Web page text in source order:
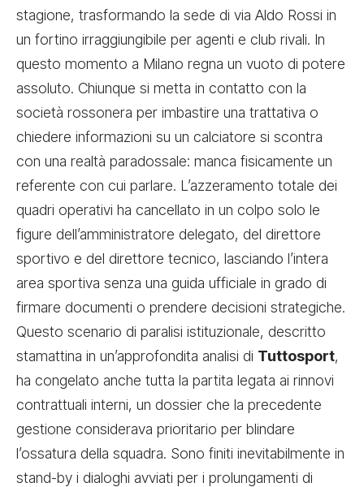
stagione, trasformando la sede di via Aldo Rossi in
un fortino irraggiungibile per agenti e club rivali. In
questo momento a Milano regna un vuoto di potere
assoluto. Chiunque si metta in contatto con la
società rossonera per imbastire una trattativa o
chiedere informazioni su un calciatore si scontra
con una realtà paradossale: manca fisicamente un
referente con cui parlare. L’azzeramento totale dei
quadri operativi ha cancellato in un colpo solo le
figure dell’amministratore delegato, del direttore
sportivo e del direttore tecnico, lasciando l’intera
area sportiva senza una guida ufficiale in grado di
firmare documenti o prendere decisioni strategiche.
Questo scenario di paralisi istituzionale, descritto
stamattina in un’approfondita analisi di Tuttosport,
ha congelato anche tutta la partita legata ai rinnovi
contrattuali interni, un dossier che la precedente
gestione considerava prioritario per blindare
l’ossatura della squadra. Sono finiti inevitabilmente in
stand-by i dialoghi avviati per i prolungamenti di